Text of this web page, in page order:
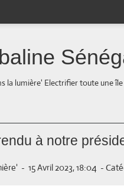
la lumière' Electrifier toute une
à notre
- 15 Avril 2023, 18:04 -